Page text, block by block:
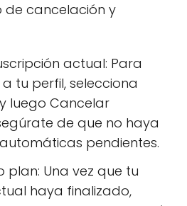
de cancelación y
actual: Para
tu perfil, selecciona
luego Cancelar
de que no haya
pendientes.
plan: Una vez que tu
haya finalizado,